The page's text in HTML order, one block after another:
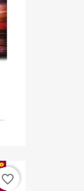
favorite_border